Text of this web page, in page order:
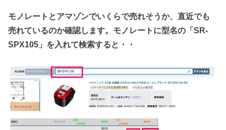
モノレートとアマゾンでいくらで売れそうか、直近でも
売れているのか確認します。モノレートに型名の「SR-
SPX105」を入れて検索すると・・